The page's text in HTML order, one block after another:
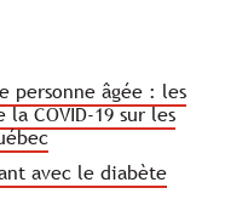
personne âgée : les
COVID-19 sur les
avec le diabète